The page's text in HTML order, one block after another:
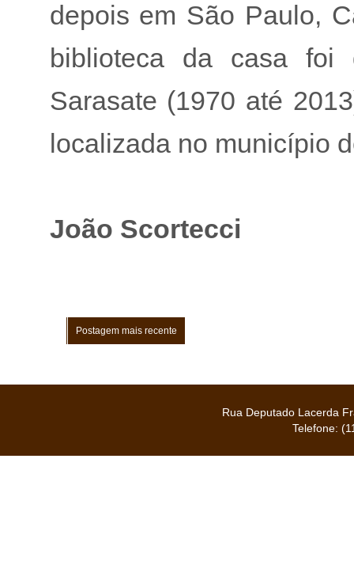
depois em São Paulo,
biblioteca da casa foi
Sarasate (1970 até
localizada no município
João Scortecci
Postagem mais recente
Rua Deputado Lacerda
Telefone: